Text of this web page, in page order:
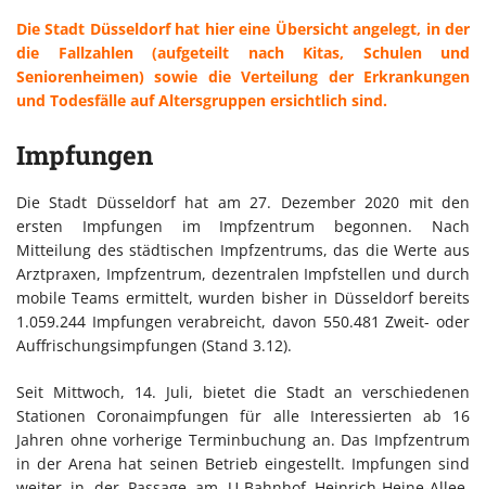
Die Stadt Düsseldorf hat hier eine Übersicht angelegt, in der
die Fallzahlen (aufgeteilt nach Kitas, Schulen und
Seniorenheimen) sowie die Verteilung der Erkrankungen
und Todesfälle auf Altersgruppen ersichtlich sind.
Impfungen
Die Stadt Düsseldorf hat am 27. Dezember 2020 mit den
ersten Impfungen im Impfzentrum begonnen. Nach
Mitteilung des städtischen Impfzentrums, das die Werte aus
Arztpraxen, Impfzentrum, dezentralen Impfstellen und durch
mobile Teams ermittelt, wurden bisher in Düsseldorf bereits
1.059.244 Impfungen verabreicht, davon 550.481 Zweit- oder
Auffrischungsimpfungen (Stand 3.12).
Seit Mittwoch, 14. Juli, bietet die Stadt an verschiedenen
Stationen Coronaimpfungen für alle Interessierten ab 16
Jahren ohne vorherige Terminbuchung an. Das Impfzentrum
in der Arena hat seinen Betrieb eingestellt. Impfungen sind